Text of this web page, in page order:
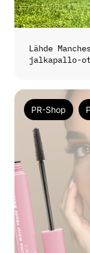
Lähde
jalkapallo-
PR-Shop